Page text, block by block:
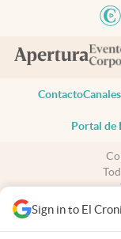
Sign in to El
Contacto
Portal de